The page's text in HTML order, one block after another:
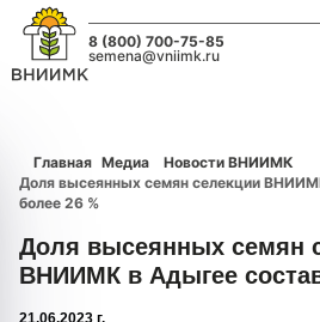
8 (800) 700-75-85
semena@vniimk.ru
Главная Медиа
Новости ВНИИМК
Доля высеянных семян селекции
более 26 %
Доля высеянных семян
ВНИИМК в Адыгее
21.06.2023 г.